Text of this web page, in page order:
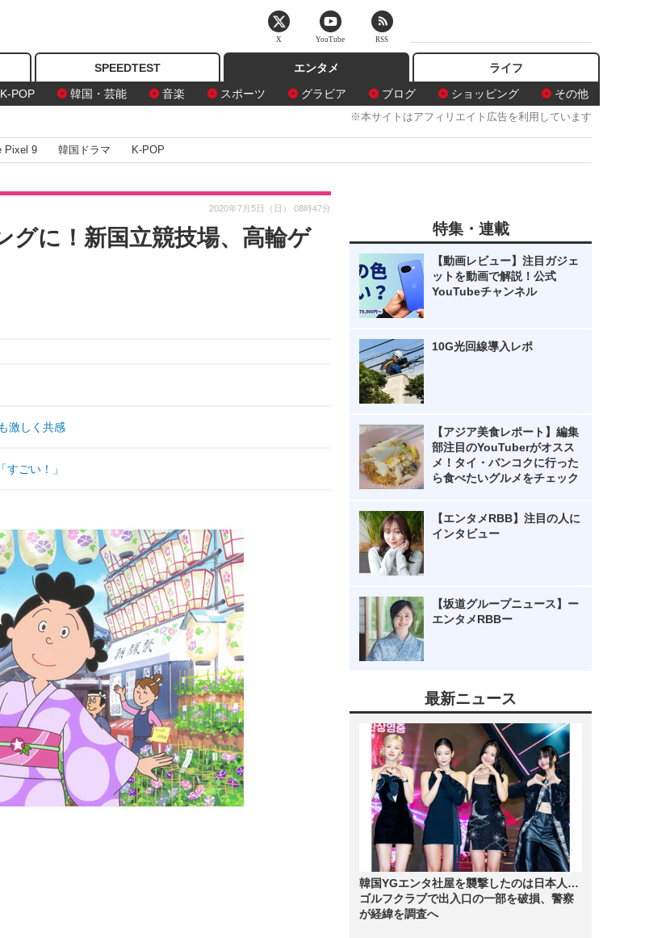
SPEEDTEST
エンタメ
POP 韓国・芸能 音楽 スポーツ グラビア ブログ ショッピング その他
ライフ
※本サイトはアフィリエイト広告を利用しています
Pixel 9 韓国ドラマ K-POP
グに！新国立競技場、高輪ゲ
2020年7月5日（日） 08時47分
激しく共感
ごい！」
特集・連載
【動画レビュー】注目ガジェ
ットを動画で解説！公式
YouTubeチャンネル
10G光回線導入レポ
【アジア美食レポート】編集
部注目のYouTuberがオスス
メ！タイ・バンコクに行った
ら食べたいグルメをチェック
【エンタメRBB】注目の人に
インタビュー
【坂道グループニュース】ー
エンタメRBBー
最新ニュース
韓国YGエンタ社屋を襲撃したのは日本人…
ゴルフクラブで出入口の一部を破損、警察
が経緯を調査へ
X YouTube RSS